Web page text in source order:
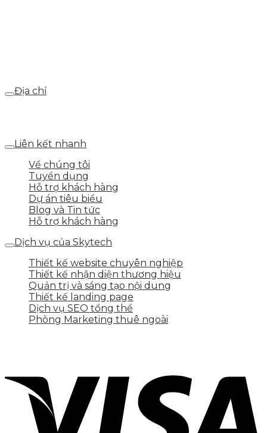
Địa chỉ
Liên kết nhanh
Về chúng tôi
Tuyển dụng
Hỗ trợ khách hàng
Dự án tiêu biểu
Blog và Tin tức
Hỗ trợ khách hàng
Dịch vụ của Skytech
Thiết kế website chuyên nghiệp
Thiết kế nhận diện thương hiệu
Quản trị và sáng tạo nội dung
Thiết kế landing page
Dịch vụ SEO tổng thể
Phòng Marketing thuê ngoài